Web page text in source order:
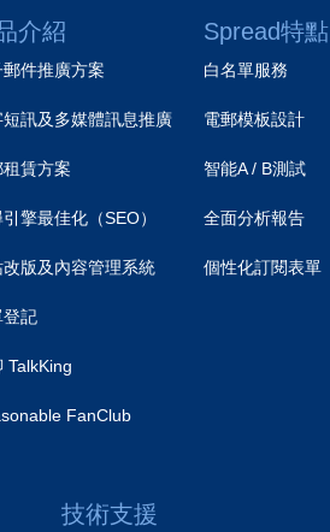
介紹
郵件推廣方案
短訊及多媒體訊息推廣
租賃方案
擎最佳化（SEO）
改版及內容管理系統
登記
TalkKing
FanClub
Spread特點
白名單服務
電郵模板設計
智能A / B測試
全面分析報告
個性化訂閱表單
技術支援